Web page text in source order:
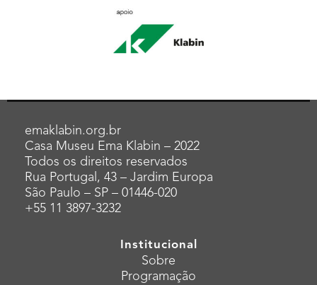
emaklabin.org.br
Casa Museu Ema Klabin – 2022
Todos os direitos reservados
Rua Portugal, 43 – Jardim Europa
São Paulo – SP – 01446-020
+55 11 3897-3232
Institucional
Sobre
Programação